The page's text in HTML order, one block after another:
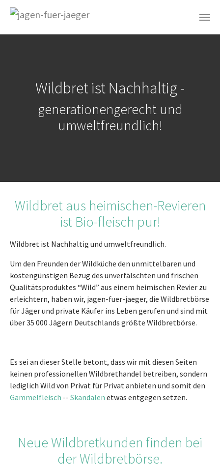
Wildbret ist Nachhaltig -
generationengerecht und
umweltfreundlich!
Wildbret aus heimischen-Revieren
ist Bio-fleisch pur!
Wildbret ist Nachhaltig und umweltfreundlich.
Um den Freunden der Wildküche den unmittelbaren und
kostengünstigen Bezug des unverfälschten und frischen
Qualitätsproduktes “Wild” aus einem heimischen Revier zu
erleichtern, haben wir, jagen-fuer-jaeger, die Wildbretbörse
für Jäger und private Käufer ins Leben gerufen und sind mit
über 35 000 Jägern Deutschlands größte Wildbretbörse.
Es sei an dieser Stelle betont, dass wir mit diesen Seiten
keinen professionellen Wildbrethandel betreiben, sondern
lediglich Wild von Privat für Privat anbieten und somit den
Gammelfleisch -- Skandalen etwas entgegen setzen.
Neue Wildbretkunden finden bei
der Wildbretbörse.